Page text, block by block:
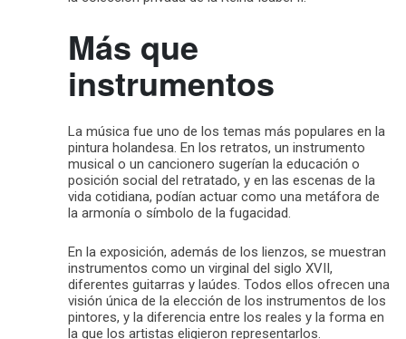
Más que
instrumentos
La música fue uno de los temas más populares en la
pintura holandesa. En los retratos, un instrumento
musical o un cancionero sugerían la educación o
posición social del retratado, y en las escenas de la
vida cotidiana, podían actuar como una metáfora de
la armonía o símbolo de la fugacidad.
En la exposición, además de los lienzos, se muestran
instrumentos como un virginal del siglo XVII,
diferentes guitarras y laúdes. Todos ellos ofrecen una
visión única de la elección de los instrumentos de los
pintores, y la diferencia entre los reales y la forma en
la que los artistas eligieron representarlos.